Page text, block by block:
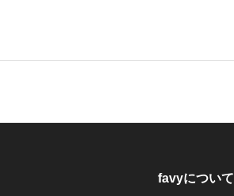
favyについて